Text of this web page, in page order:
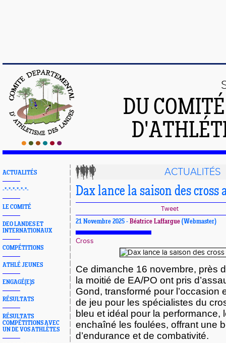
DU
ACTUALITÉS
-*-*-*-*-*-*-
LE COMITÉ
DEO LANDES ET
INTERNATIONAUX
COMPÉTITIONS
ATHLÉ JEUNES
ENGAGÉ(E)S
RÉSULTATS
RÉSULTATS
COMPÉTITIONS AVEC
UN DE VOS ATHLÈTES
ACTUALITÉS
Dax lance la saison des cross
Tweet
21 Novembre 2025 - Béatrice Laffargue (Webmaster)
Cross
Ce dimanche 16 novembre, près
la moitié de EA/PO ont pris
Gond, transformé pour l’occasion
de jeu pour les spécialistes du
bleu et idéal pour la performance,
enchaîné les foulées, offrant une
d’endurance et de combativité.